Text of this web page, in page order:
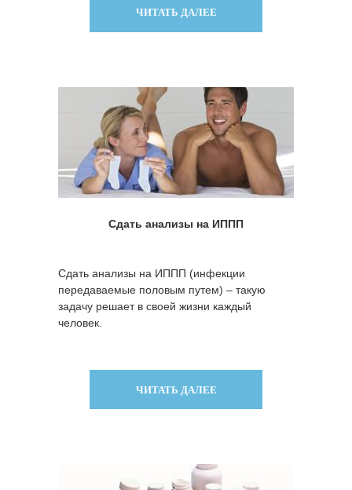
ЧИТАТЬ ДАЛЕЕ
Сдать анализы на ИППП
Сдать анализы на ИППП (инфекции
передаваемые половым путем) – такую
задачу решает в своей жизни каждый
человек.
ЧИТАТЬ ДАЛЕЕ